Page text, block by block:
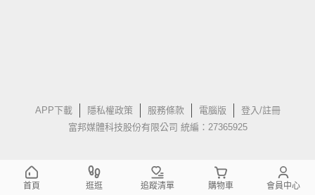
APP下載 隱私權政策 服務條款 電腦版
登入/註冊
富邦媒體科技股份有限公司 統編：27365925
首頁 逛逛 追蹤清單 購物車 會員中心